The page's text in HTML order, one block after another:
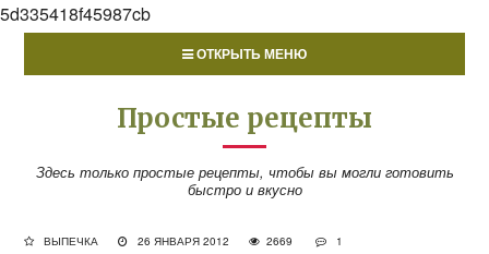
5d335418f45987cb
ОТКРЫТЬ МЕНЮ
Простые рецепты
Здесь только простые рецепты, чтобы вы могли готовить
быстро и вкусно
ВЫПЕЧКА 26 ЯНВАРЯ 2012 2669 1